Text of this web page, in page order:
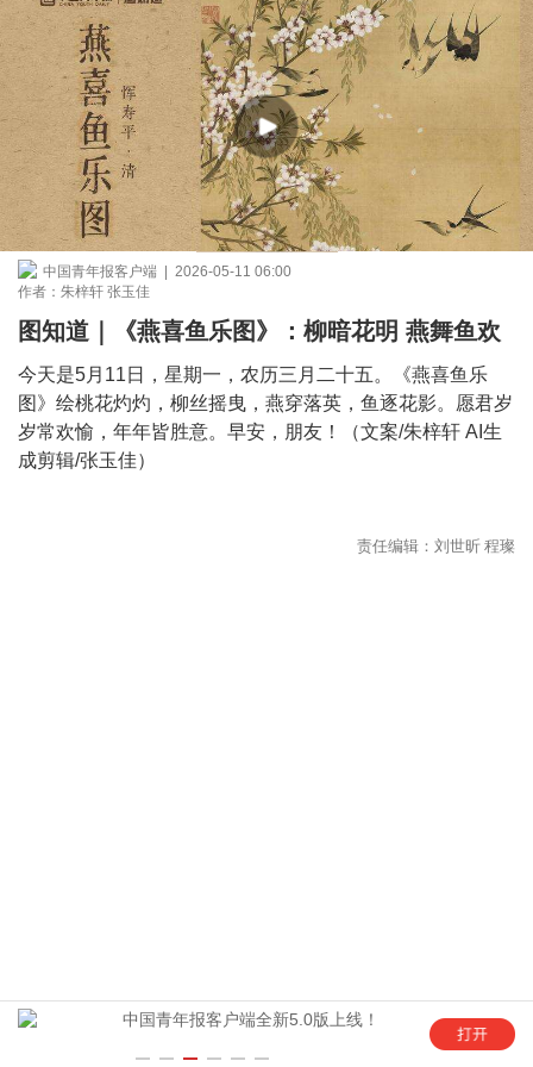
中国青年报客户端 | 2026-05-11 06:00
作者：朱梓轩 张玉佳
图知道｜《燕喜鱼乐图》：柳暗花明 燕舞鱼欢
今天是5月11日，星期一，农历三月二十五。《燕喜鱼乐
图》绘桃花灼灼，柳丝摇曳，燕穿落英，鱼逐花影。愿君岁
岁常欢愉，年年皆胜意。早安，朋友！（文案/朱梓轩 AI生
成剪辑/张玉佳）
中国青年报客户端全新5.0版上线！ “这是六